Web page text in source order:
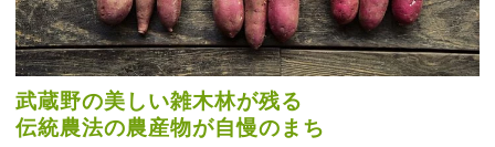
武蔵野の美しい雑木林が残る
伝統農法の農産物が自慢のまち